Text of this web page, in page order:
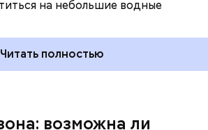
на небольшие водные
Читать полностью
возможна ли